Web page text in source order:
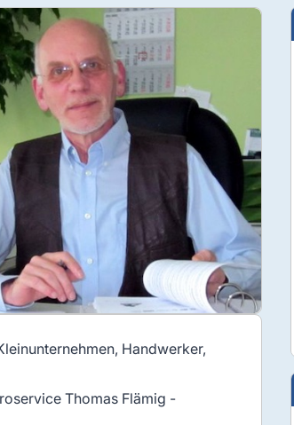
Handwerker,
Thomas Flämig -